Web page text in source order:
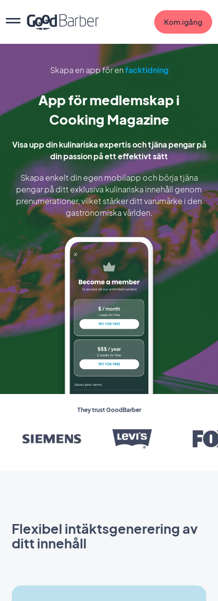
Kom igång
Skapa en app för enfacktidning
App för medlemskap i
Cooking Magazine
Visa upp din kulinariska expertis och tjäna pengar på
din passion på ett effektivt sätt
Skapa enkelt din egen mobilapp och börja tjäna
pengar på ditt exklusiva kulinariska innehåll genom
prenumerationer, vilket stärker ditt varumärke i den
gastronomiska världen.
They trust GoodBarber
Flexibel intäktsgenerering av
ditt innehåll